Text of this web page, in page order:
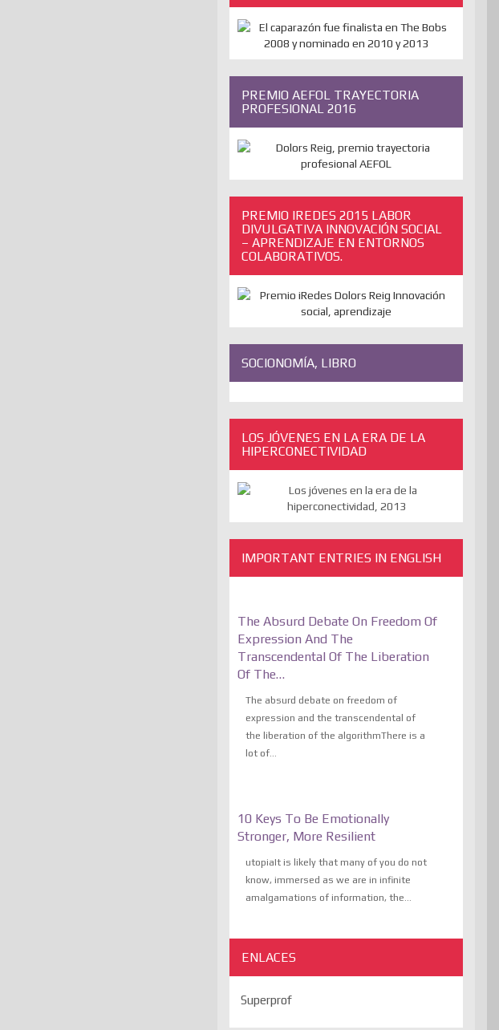
PREMIO AEFOL TRAYECTORIA
PROFESIONAL 2016
PREMIO IREDES 2015 LABOR
DIVULGATIVA INNOVACIÓN SOCIAL
– APRENDIZAJE EN ENTORNOS
COLABORATIVOS.
SOCIONOMÍA, LIBRO
LOS JÓVENES EN LA ERA DE LA
HIPERCONECTIVIDAD
IMPORTANT ENTRIES IN ENGLISH
The Absurd Debate On Freedom Of
Expression And The
Transcendental Of The Liberation
Of The…
The absurd debate on freedom of
expression and the transcendental of
the liberation of the algorithmThere is a
lot of...
10 Keys To Be Emotionally
Stronger, More Resilient
utopiaIt is likely that many of you do not
know, immersed as we are in infinite
amalgamations of information, the...
ENLACES
Superprof